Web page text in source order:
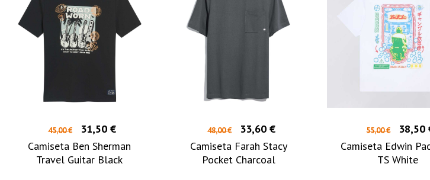
45,00 €
31,50 €
Camiseta Ben Sherman
Travel Guitar Black
48,00 €
33,60 €
Camiseta Farah Stacy
Pocket Charcoal
55,00 €
38,50
Camiseta Edwin
TS White